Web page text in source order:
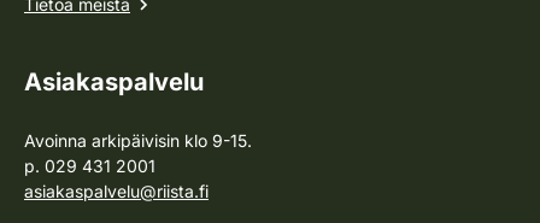
Tietoa meistä
Asiakaspalvelu
Avoinna arkipäivisin klo 9-15.
p. 029 431 2001
asiakaspalvelu@riista.fi